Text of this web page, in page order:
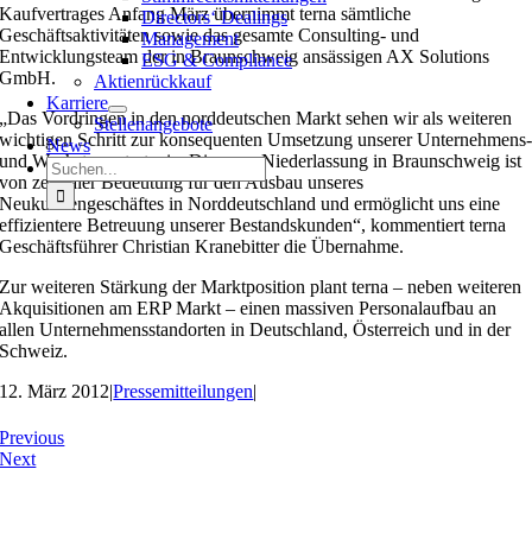
Directors‘ Dealings
Management
ESG & Compliance
Aktienrückkauf
Karriere
Stellenangebote
News
Suche
nach:
Kaufvertrages Anfang März übernimmt terna sämtliche
Geschäftsaktivitäten sowie das gesamte Consulting- und
Entwicklungsteam der in Braunschweig ansässigen AX Solutions
GmbH.
„Das Vordringen in den norddeutschen Markt sehen wir als weiteren
wichtigen Schritt zur konsequenten Umsetzung unserer Unternehmens-
und Wachstumsstrategie. Die neue Niederlassung in Braunschweig ist
von zentraler Bedeutung für den Ausbau unseres
Neukundengeschäftes in Norddeutschland und ermöglicht uns eine
effizientere Betreuung unserer Bestandskunden“, kommentiert terna
Geschäftsführer Christian Kranebitter die Übernahme.
Zur weiteren Stärkung der Marktposition plant terna – neben weiteren
Akquisitionen am ERP Markt – einen massiven Personalaufbau an
allen Unternehmensstandorten in Deutschland, Österreich und in der
Schweiz.
12. März 2012|Pressemitteilungen|
Previous
Next